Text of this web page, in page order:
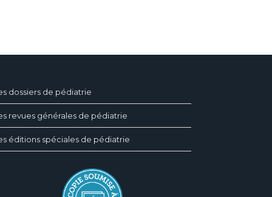
dossiers de pédiatrie
revues générales de pédiatrie
éditions spéciales de pédiatrie